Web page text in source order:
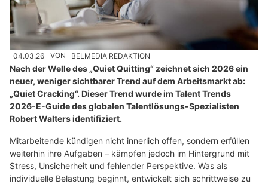
04.03.26 VON BELMEDIA REDAKTION
Nach der Welle des „Quiet Quitting“ zeichnet sich 2026 ein
neuer, weniger sichtbarer Trend auf dem Arbeitsmarkt ab:
„Quiet Cracking“. Dieser Trend wurde im Talent Trends
2026-E-Guide des globalen Talentlösungs-Spezialisten
Robert Walters identifiziert.
Mitarbeitende kündigen nicht innerlich offen, sondern erfüllen
weiterhin ihre Aufgaben – kämpfen jedoch im Hintergrund mit
Stress, Unsicherheit und fehlender Perspektive. Was als
individuelle Belastung beginnt, entwickelt sich schrittweise zu